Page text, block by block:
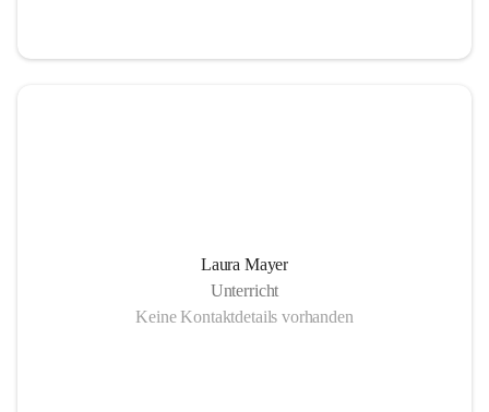
Laura Mayer
Unterricht
Keine Kontaktdetails vorhanden